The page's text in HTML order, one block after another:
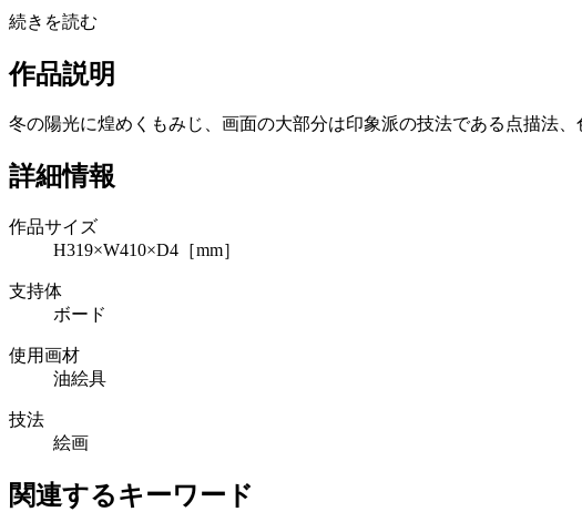
続きを読む
作品説明
冬の陽光に煌めくもみじ、画面の大部分は印象派の技法である点描法
詳細情報
作品サイズ
H319×W410×D4［mm］
支持体
ボード
使用画材
油絵具
技法
絵画
関連するキーワード